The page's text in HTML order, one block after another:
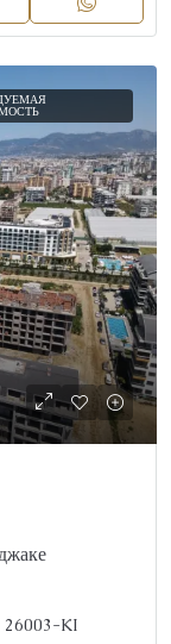
26003-KI